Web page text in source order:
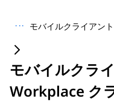
···
モバイルクラ
Workplace ク